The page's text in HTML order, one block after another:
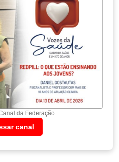
da Federação
canal